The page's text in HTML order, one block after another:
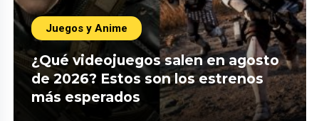
Juegos y Anime
¿Qué videojuegos salen en agosto
de 2026? Estos son los estrenos
más esperados